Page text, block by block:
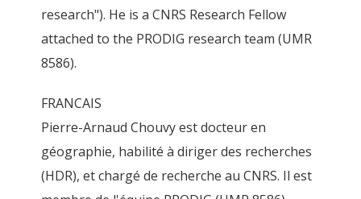
research"). He is a CNRS Research Fellow
attached to the PRODIG research team (UMR
8586).
FRANCAIS
Pierre-Arnaud Chouvy est docteur en
géographie, habilité à diriger des recherches
(HDR), et chargé de recherche au CNRS. Il est